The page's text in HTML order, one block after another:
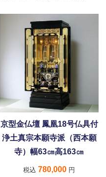
京型金仏壇 鳳凰18号仏具付
浄土真宗本願寺派（西本願
寺）幅63㎝高163㎝
税込 780,000 円